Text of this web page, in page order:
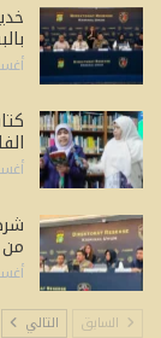
السابق التالي